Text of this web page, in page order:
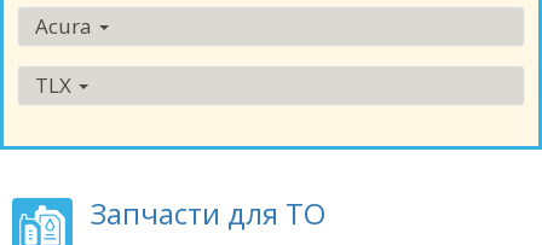
Acura
TLX
Запчасти для ТО